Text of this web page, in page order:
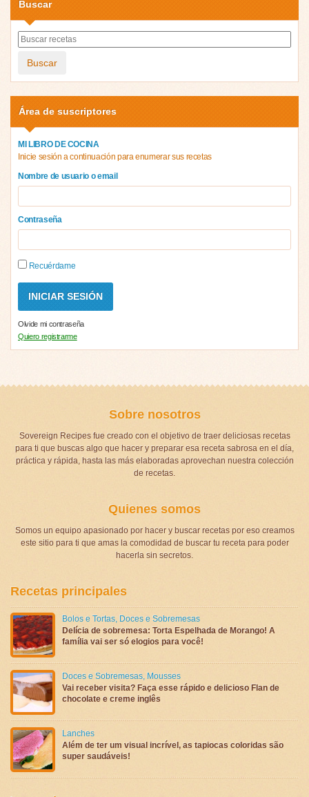
Buscar
Buscar
Área de suscriptores
MI LIBRO DE COCINA
Inicie sesión a continuación para enumerar sus recetas
Nombre de usuario o email
Contraseña
Recuérdame
Olvide mi contraseña
Quiero registrarme
Sobre nosotros
Sovereign Recipes fue creado con el objetivo de traer deliciosas recetas
para ti que buscas algo que hacer y preparar esa receta sabrosa en el día,
práctica y rápida, hasta las más elaboradas aprovechan nuestra colección
de recetas.
Quienes somos
Somos un equipo apasionado por hacer y buscar recetas por eso creamos
este sitio para ti que amas la comodidad de buscar tu receta para poder
hacerla sin secretos.
Recetas principales
Bolos e Tortas, Doces e Sobremesas
Delícia de sobremesa: Torta Espelhada de Morango! A
família vai ser só elogios para você!
Doces e Sobremesas, Mousses
Vai receber visita? Faça esse rápido e delicioso Flan de
chocolate e creme inglês
Lanches
Além de ter um visual incrível, as tapiocas coloridas são
super saudáveis!